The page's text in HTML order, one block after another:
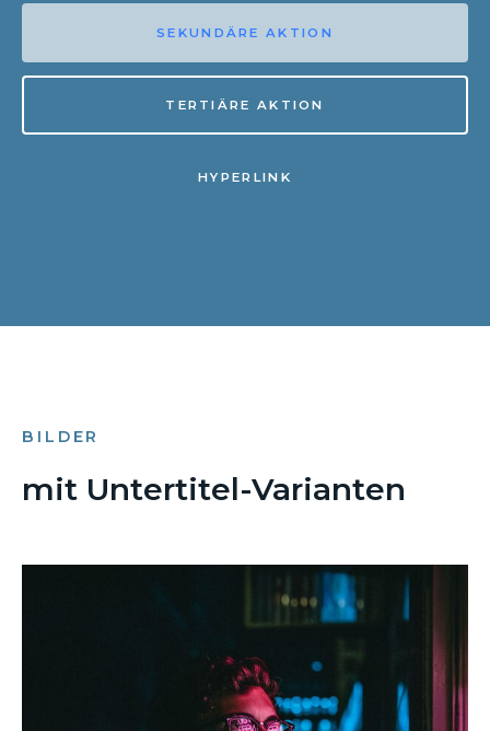
SEKUNDÄRE AKTION
TERTIÄRE AKTION
HYPERLINK
BILDER
mit Untertitel-Varianten